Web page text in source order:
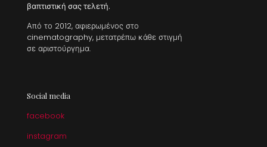
βαπτιστική σας τελετή.
Από το 2012, αφιερωμένος στο
cinematography, μετατρέπω κάθε στιγμή
σε αριστούργημα.
Social media
facebook
instagram